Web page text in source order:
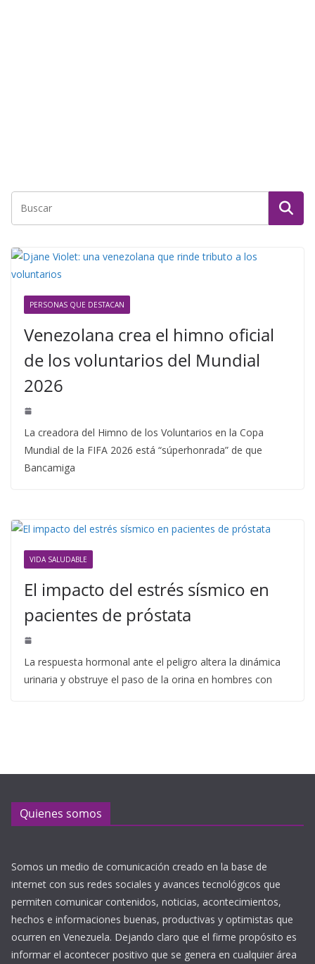
PERSONAS QUE DESTACAN
Venezolana crea el himno oficial
de los voluntarios del Mundial
2026
La creadora del Himno de los Voluntarios en la Copa
Mundial de la FIFA 2026 está “súperhonrada” de que
Bancamiga
VIDA SALUDABLE
El impacto del estrés sísmico en
pacientes de próstata
La respuesta hormonal ante el peligro altera la dinámica
urinaria y obstruye el paso de la orina en hombres con
Quienes somos
Somos un medio de comunicación creado en la base de
internet con sus redes sociales y avances tecnológicos que
permiten comunicar contenidos, noticias, acontecimientos,
hechos e informaciones buenas, productivas y optimistas que
ocurren en Venezuela. Dejando claro que el firme propósito es
informar el acontecer positivo que se genera en cualquier área